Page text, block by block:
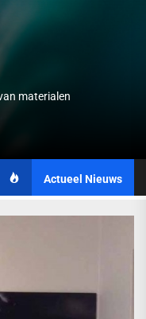
materialen
Actueel Nieuws